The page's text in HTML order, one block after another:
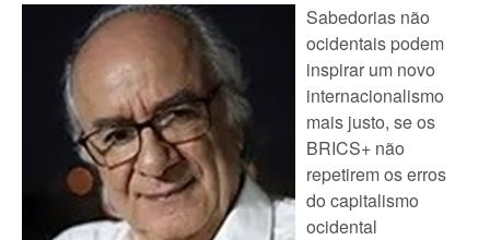
Sabedorias não
ocidentais podem
inspirar um novo
internacionalismo
mais justo, se os
BRICS+ não
repetirem os erros
do capitalismo
ocidental